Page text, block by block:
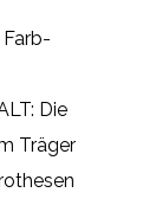
Die
Träger